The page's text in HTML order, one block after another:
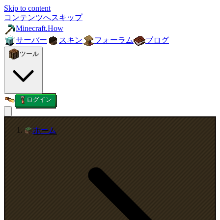
Skip to content
コンテンツへスキップ
Minecraft.How
サーバー
スキン フォーラム ブログ
ツール
ログイン
ホーム